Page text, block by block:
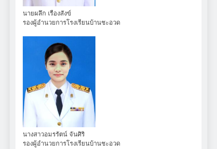
นายผลึก เรืองสังข์
รองผู้อำนวยการโรงเรียนบ้านชะอวด
นางสาวอมรรัตน์ จันศิริ
รองผู้อำนวยการโรงเรียนบ้านชะอวด